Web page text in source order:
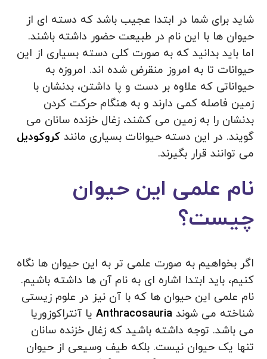
شاید برای شما در ابتدا عجیب باشد که دسته ای از
حیوان ها با این نام در طبیعت حضور داشته باشند.
اما باید بدانید که به صورت کلی دسته بسیاری از این
حیوانات تا به امروز منقرض شده اند. امروزه به
حیواناتی که علاوه بر دست و پا داشتن، بدنشان با
زمین فاصله کمی دارند و به هنگام حرکت کردن
بدنشان را به زمین می کشند، زغال خزنده سانان می
گویند. در این دسته حیوانات بسیاری مانندکروکودیل
می توانند قرار بگیرند.
نام علمی این حیوان
چیست؟
اگر بخواهیم به صورت علمی تر به این حیوان ها نگاه
کنیم، باید ابتدا اشاره ای به نام آن ها داشته باشیم.
نام علمی این حیوان ها که با آن نیز در علوم زیستی
شناخته می شوندAnthracosauria یا آنتراکوزوریا
می باشد. توجه داشته باشید که زغال خزنده سانان
تنها یک حیوان نیست. بلکه طیف وسیعی از حیوان